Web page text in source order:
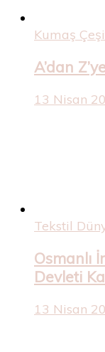
Kumaş
A’dan
13 Nisan
Tekstil
Osmanlı
Devleti
13 Nisan